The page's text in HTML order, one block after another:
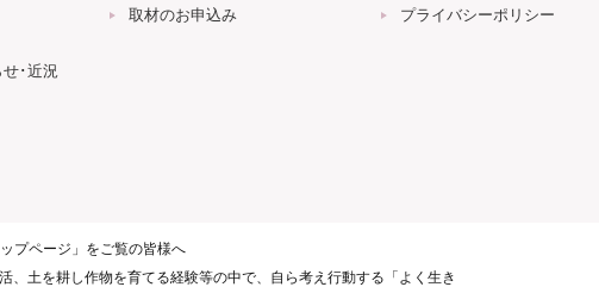
･近況
取材のお申込み
プライバシーポリシー
プページ」をご覧の皆様へ
土を耕し作物を育てる経験等の中で、自ら考え行動する「よく生き